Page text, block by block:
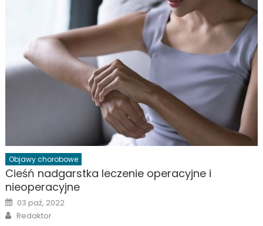
Objawy chorobowe
Cieśń nadgarstka leczenie operacyjne i
nieoperacyjne
Posted
on
03 paź, 2022
Author
Redaktor